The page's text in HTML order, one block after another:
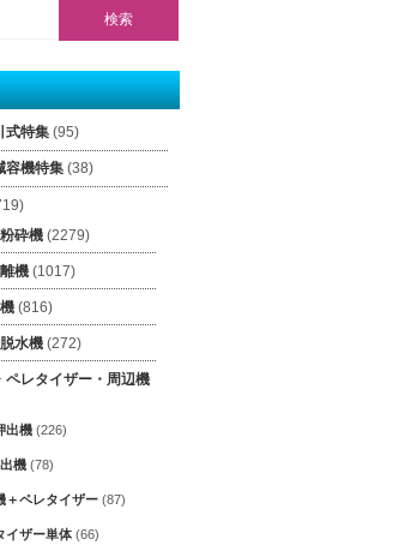
式特集(95)
容機特集(38)
砕機(2279)
機(1017)
(816)
水機(272)
ペレタイザー・周辺機
出機(226)
機(78)
＋ペレタイザー(87)
イザー単体(66)